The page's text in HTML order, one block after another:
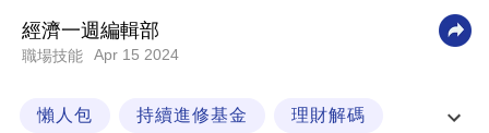
科
技
場
經濟一週編輯部
職場技能 Apr 15 2024
懶人包 持續進修基金 理財解碼